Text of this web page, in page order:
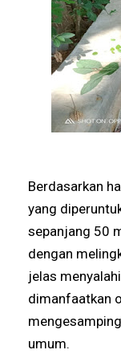
Berdasarkan
yang
sepanjang 50
dengan
jelas
dimanfaatkan
umum.